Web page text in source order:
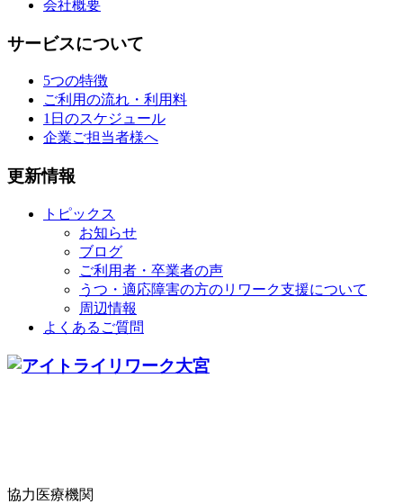
会社概要
サービスについて
5つの特徴
ご利用の流れ・利用料
1日のスケジュール
企業ご担当者様へ
更新情報
トピックス
お知らせ
ブログ
ご利用者・卒業者の声
うつ・適応障害の方のリワーク支援について
周辺情報
よくあるご質問
協力医療機関